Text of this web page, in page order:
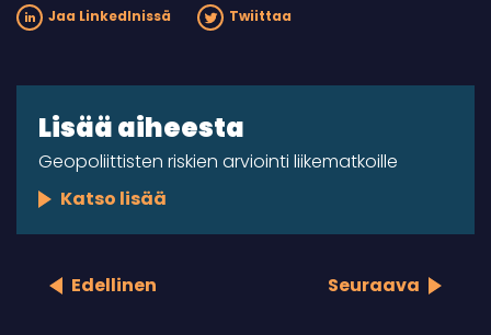
Jaa LinkedInissä Twiittaa
Lisää aiheesta
Geopoliittisten riskien arviointi liikematkoille
Katso lisää
Edellinen Seuraava